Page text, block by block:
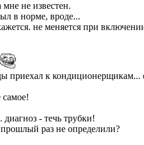
не известен.
в норме, вроде...
не меняется при
приехал к
самое!
- течь трубки!
раз не определили?